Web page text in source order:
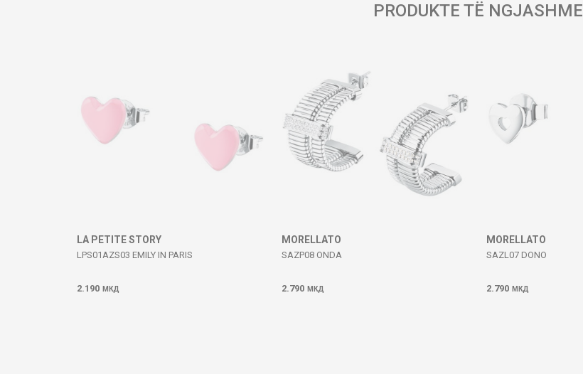
PRODUKTE TË NGJASHME
LA PETITE STORY
LPS01AZS03 EMILY IN PARIS
2.190 МКД
MORELLATO
SAZP08 ONDA
2.790 МКД
MORELLATO
SAZL07 DONO
2.790 МКД